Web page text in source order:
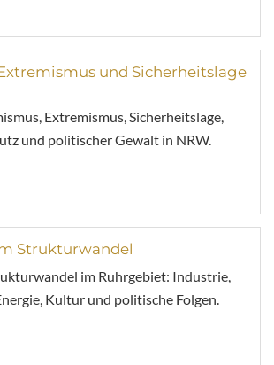
und Sicherheitslage
Extremismus, Sicherheitslage,
und politischer Gewalt in NRW.
Strukturwandel
im Ruhrgebiet: Industrie,
Kultur und politische Folgen.